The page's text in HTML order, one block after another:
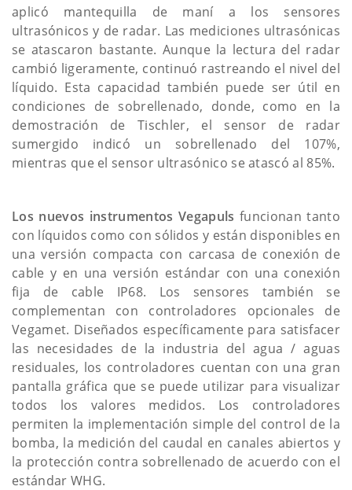
aplicó mantequilla de maní a los sensores
ultrasónicos y de radar. Las mediciones ultrasónicas
se atascaron bastante. Aunque la lectura del radar
cambió ligeramente, continuó rastreando el nivel del
líquido. Esta capacidad también puede ser útil en
condiciones de sobrellenado, donde, como en la
demostración de Tischler, el sensor de radar
sumergido indicó un sobrellenado del 107%,
mientras que el sensor ultrasónico se atascó al 85%.
Los nuevos instrumentos Vegapuls funcionan tanto
con líquidos como con sólidos y están disponibles en
una versión compacta con carcasa de conexión de
cable y en una versión estándar con una conexión
fija de cable IP68. Los sensores también se
complementan con controladores opcionales de
Vegamet. Diseñados específicamente para satisfacer
las necesidades de la industria del agua / aguas
residuales, los controladores cuentan con una gran
pantalla gráfica que se puede utilizar para visualizar
todos los valores medidos. Los controladores
permiten la implementación simple del control de la
bomba, la medición del caudal en canales abiertos y
la protección contra sobrellenado de acuerdo con el
estándar WHG.